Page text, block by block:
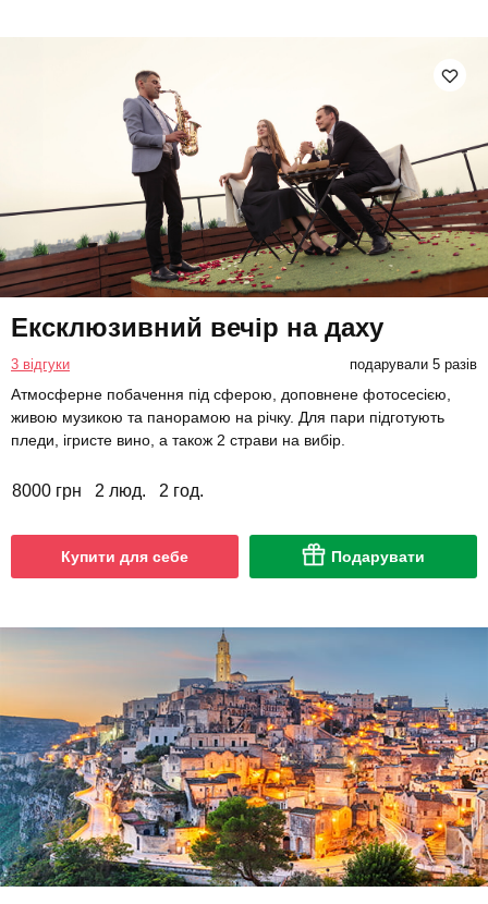
Ексклюзивний вечір на даху
3 відгуки подарували 5 разів
Атмосферне побачення під сферою, доповнене фотосесією,
живою музикою та панорамою на річку. Для пари підготують
пледи, ігристе вино, а також 2 страви на вибір.
8000 грн 2 люд. 2 год.
Купити для себе Подарувати